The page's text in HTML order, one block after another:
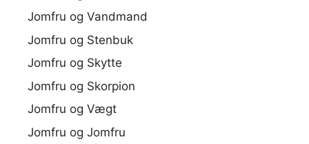
Jomfru og Vandmand
Jomfru og Stenbuk
Jomfru og Skytte
Jomfru og Skorpion
Jomfru og Vægt
Jomfru og Jomfru